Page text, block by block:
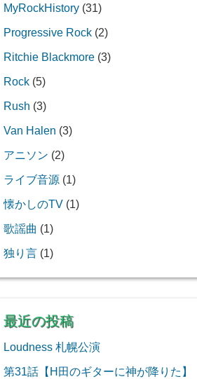
MyRockHistory (31)
Progressive Rock (2)
Ritchie Blackmore (3)
Rock (5)
Rush (3)
Van Halen (3)
アニソン (2)
ライブ音源 (1)
懐かしのTV (1)
歌謡曲 (1)
独り言 (1)
最近の投稿
Loudness 札幌公演
第31話【H田のギターに神が降りた】